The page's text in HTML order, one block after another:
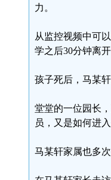
力。
从监控视频中可
学之后30分钟离开
孩子死后，马某
堂堂的一位园长
员，又是如何进
马某轩家属也多